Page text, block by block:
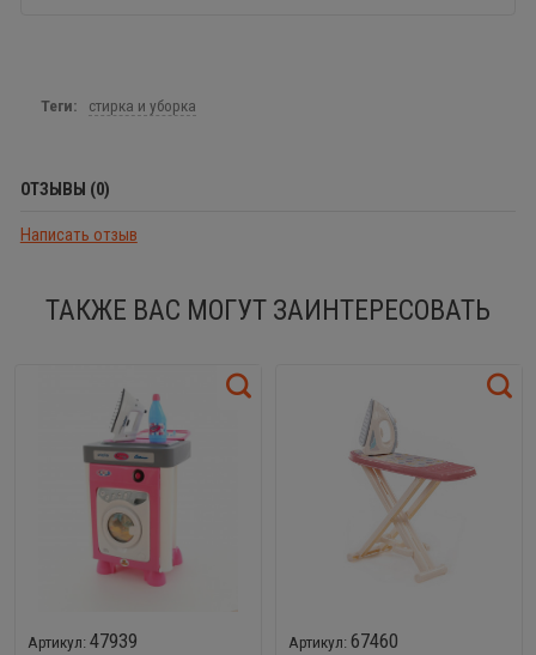
Теги: стирка и уборка
ОТЗЫВЫ (0)
Написать отзыв
ТАКЖЕ ВАС МОГУТ ЗАИНТЕРЕСОВАТЬ
47939
67460